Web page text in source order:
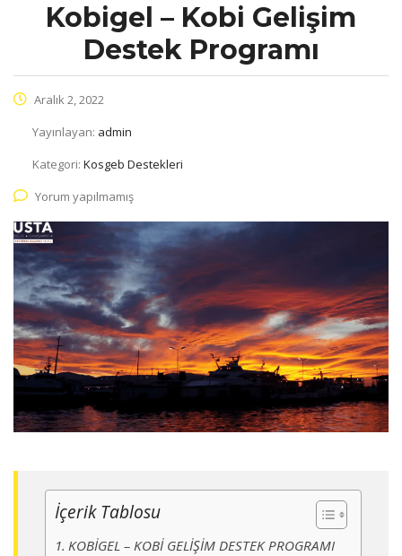
Kobigel – Kobi Gelişim
Destek Programı
Aralık 2, 2022
Yayınlayan: admin
Kategori: Kosgeb Destekleri
Yorum yapılmamış
İçerik Tablosu
KOBİGEL – KOBİ GELİŞİM DESTEK PROGRAMI